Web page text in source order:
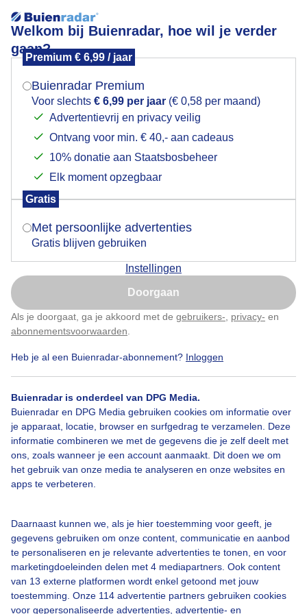
Welkom bij Buienradar, hoe wil je verder
gaan?
Premium € 6,99 / jaar
Buienradar Premium
Voor slechts € 6,99 per jaar (€ 0,58 per maand)
Advertentievrij en privacy veilig
Ontvang voor min. € 40,- aan cadeaus
10% donatie aan Staatsbosbeheer
Elk moment opzegbaar
Gratis
Met persoonlijke advertenties
Gratis blijven gebruiken
Instellingen
Doorgaan
Als je doorgaat, ga je akkoord met de gebruikers- privacy- en
abonnementsvoorwaarden
Heb je al een Buienradar-abonnement? Inloggen
Buienradar is onderdeel van DPG Media.
Buienradar en DPG Media gebruiken cookies om informatie over
je apparaat, locatie, browser en surfgedrag te verzamelen. Deze
informatie combineren we met de gegevens die je zelf deelt met
ons, zoals wanneer je een account aanmaakt. Dit doen we om
het gebruik van onze media te analyseren en onze websites en
apps te verbeteren.
Daarnaast kunnen we, als je hier toestemming voor geeft, je
gegevens gebruiken om onze content, communicatie en aanbod
te personaliseren en je relevante advertenties te tonen, en voor
marketingdoeleinden delen met 4 mediapartners. Ook content
van 13 externe platformen wordt enkel getoond met jouw
toestemming. Onze 114 advertentie partners gebruiken cookies
voor gepersonaliseerde advertenties, advertentie- en
kletsnat
Een moment geduld aub...
Populaire categorieën
Lente
Zomer
Over Buienradar
Bedrijfsgegevens
Veelgestelde vragen
Contact
Toegankelijkheid
Buienradar Team
Privacy beleid
Cookie beleid
Privacy instellingen
Mogen we je locatie gebruiken voor het
Indien je hier nog geen akkoord op hebt gegeven,
verschijnt er zo een pop-up uit je browser waarin
Is goed, toon de popup
Nu niet, misschien later
Klik hierom dit aan te passen